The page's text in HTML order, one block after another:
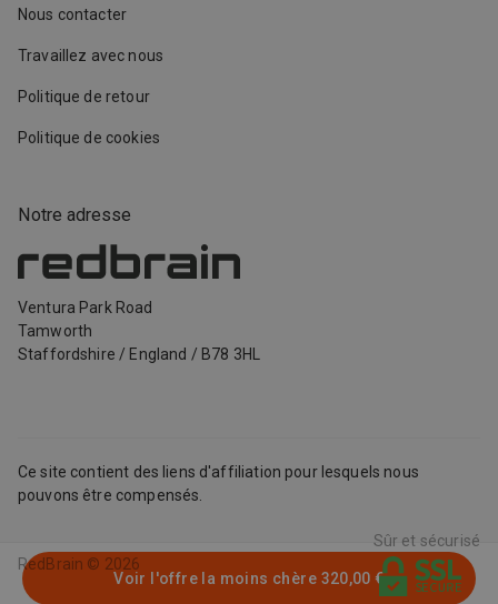
Voir l'offre la moins chère 320,00 €
Notre adresse
Ventura Park Road
Tamworth
Staffordshire / England / B78 3HL
Nous contacter
Travaillez avec nous
Politique de retour
Politique de cookies
Ce site contient des liens d'affiliation pour lesquels nous
pouvons être compensés.
RedBrain © 2026
Sûr et sécurisé